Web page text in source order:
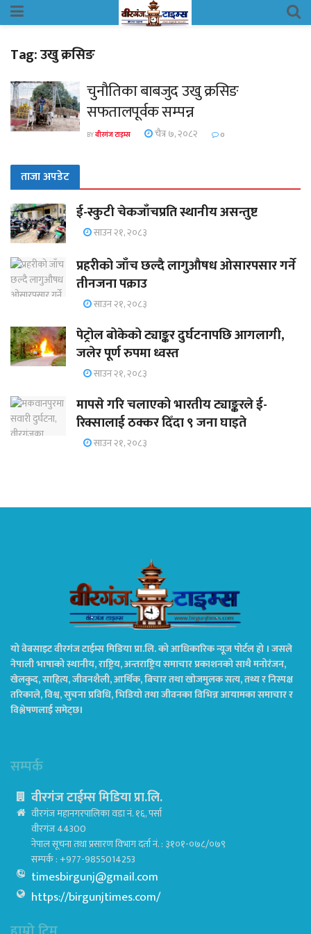
Tag:उखु क्रसिङ
चुनौतिका बाबजुद उखु क्रसिङ
सफतालपूर्वक सम्पन्न
BYवीरगंज टाइम्स चैत्र ७, २०८२ 0
ताजा अपडेट
ई-स्कुटी चेकजाँचप्रति स्थानीय असन्तुष्ट
साउन २१, २०८३
प्रहरीको जाँच छल्दै लागुऔषध ओसारपसार गर्ने
तीनजना पक्राउ
साउन २१, २०८३
पेट्रोल बोकेको ट्याङ्कर दुर्घटनापछि आगलागी,
जलेर पूर्ण रुपमा ध्वस्त
साउन २१, २०८३
मापसे गरि चलाएको भारतीय ट्याङ्करले ई-
रिक्सालाई ठक्कर दिँदा ९ जना घाइते
साउन २१, २०८३
यो वेबसाइट वीरगंज टाईम्स मिडिया प्रा.लि. को आधिकारिक न्यूज पोर्टल हो । जसले
नेपाली भाषाको स्थानीय, राष्ट्रिय, अन्तराष्ट्रिय समाचार प्रकाशनको साथै मनोरंजन,
खेलकुद, साहित्य, जीवनशैली, आर्थिक, बिचार तथा खोजमुलक सत्य, तथ्य र निस्पक्ष
तरिकाले, विश्व, सुचना प्रविधि, भिडियो तथा जीवनका विभिन्न आयामका समाचार र
विश्लेषणलाई समेट्छ।
सम्पर्क
वीरगंज टाईम्स मिडिया प्रा.लि.
वीरगंज महानगरपालिका वडा नं. १६, पर्सा
वीरगंज 44300
नेपाल सूचना तथा प्रसारण विभाग दर्ता नं. : ३१०१-०७८/०७९
सम्पर्क : +977-9855014253
timesbirgunj@gmail.com
https://birgunjtimes.com/